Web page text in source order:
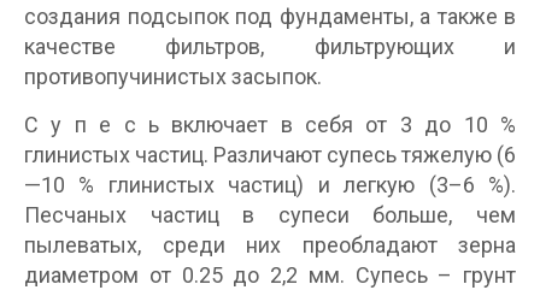
создания подсыпок под фундаменты, а также в
качестве фильтров, фильтрующих и
противопучинистых засыпок.
С у п е с ь включает в себя от 3 до 10 %
глинистых частиц. Различают супесь тяжелую (6
—10 % глинистых частиц) и легкую (3–6 %).
Песчаных частиц в супеси больше, чем
пылеватых, среди них преобладают зерна
диаметром от 0.25 до 2,2 мм. Супесь – грунт